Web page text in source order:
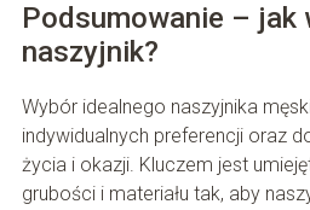
Podsumowanie – jak
naszyjnik?
Wybór idealnego naszyjnika
indywidualnych preferencji oraz
życia i okazji. Kluczem jest
grubości i materiału tak, aby